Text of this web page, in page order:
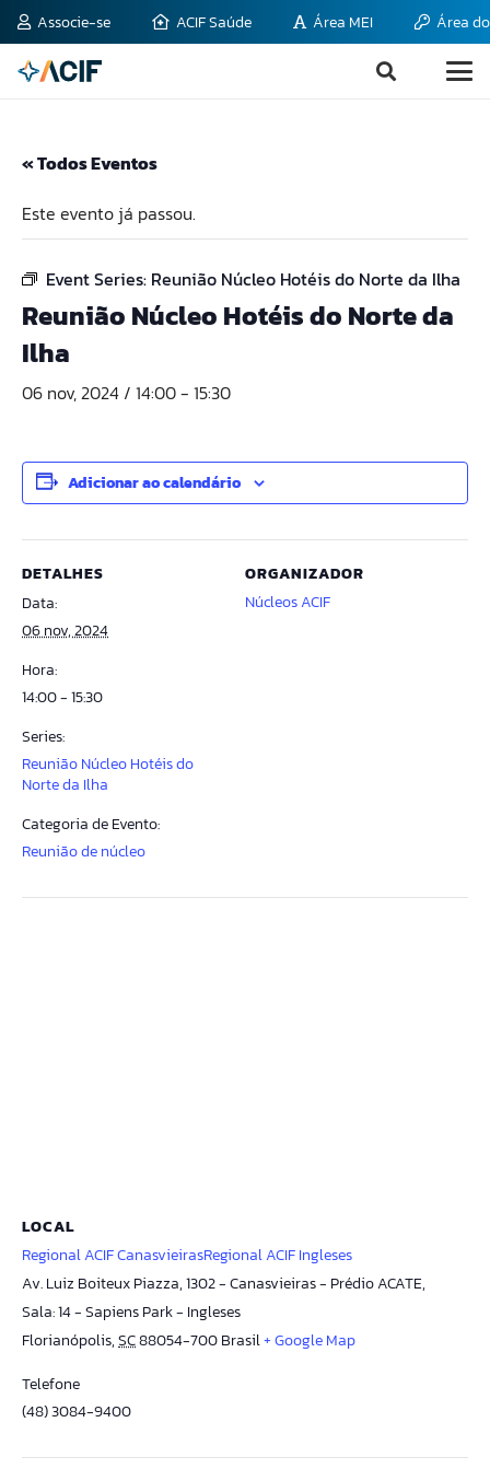
Associe-se ACIF Saúde Área MEI Área
« Todos Eventos
Este evento já passou.
Event Series: Reunião Núcleo Hotéis do Norte da Ilha
Reunião Núcleo Hotéis do Norte da
Ilha
06 nov, 2024 / 14:00- 15:30
Adicionar ao calendário
DETALHES
Data:
06 nov, 2024
Hora:
14:00 - 15:30
Series:
Reunião Núcleo Hotéis do
Norte da Ilha
Categoria de Evento:
Reunião de núcleo
ORGANIZADOR
Núcleos ACIF
LOCAL
Regional ACIF CanasvieirasRegional ACIF Ingleses
Av. Luiz Boiteux Piazza, 1302 - Canasvieiras - Prédio ACATE,
Sala: 14 - Sapiens Park - Ingleses
Florianópolis,SC88054-700Brasil+ Google Map
Telefone
(48) 3084-9400